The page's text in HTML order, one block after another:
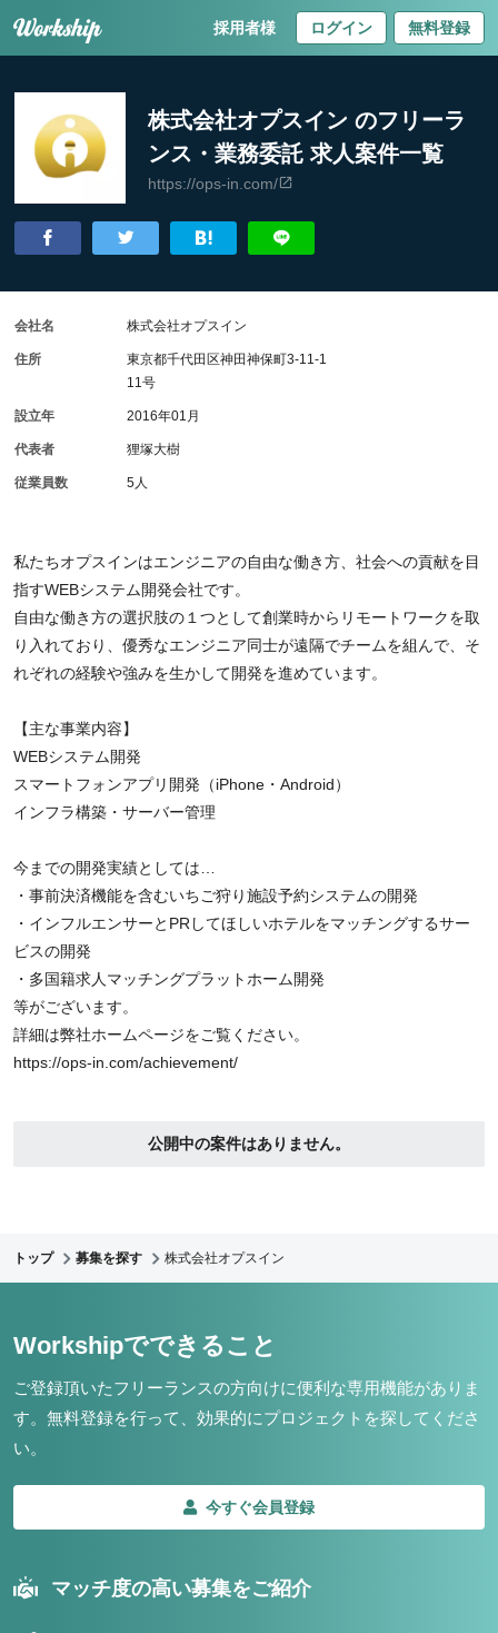
採用者様 ログイン 無料登録
株式会社オプスイン のフリーラ
ンス・業務委託 求人案件一覧
https://ops-in.com/
私たちオプスインはエンジニアの自由な働き方、社会への貢献を目
指すWEBシステム開発会社です。
自由な働き方の選択肢の１つとして創業時からリモートワークを取
り入れており、優秀なエンジニア同士が遠隔でチームを組んで、そ
れぞれの経験や強みを生かして開発を進めています。
【主な事業内容】
WEBシステム開発
スマートフォンアプリ開発（iPhone・Android）
インフラ構築・サーバー管理
今までの開発実績としては…
・事前決済機能を含むいちご狩り施設予約システムの開発
・インフルエンサーとPRしてほしいホテルをマッチングするサー
ビスの開発
・多国籍求人マッチングプラットホーム開発
等がございます。
詳細は弊社ホームページをご覧ください。
https://ops-in.com/achievement/
公開中の案件はありません。
会社名 株式会社オプスイン
住所
東京都千代田区神田神保町3-11-1
11号
設立年 2016年01月
代表者 狸塚大樹
従業員数 5人
トップ 募集を探す 株式会社オプスイン
Workshipでできること
ご登録頂いたフリーランスの方向けに便利な専用機能がありま
す。 無料登録を行って、効果的にプロジェクトを探してくださ
い。
今すぐ会員登録
マッチ度の高い募集をご紹介